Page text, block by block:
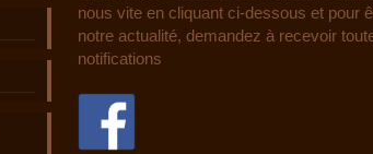
nous vite en cliquant ci-dessous et pour
notre actualité, demandez à recevoir
notifications